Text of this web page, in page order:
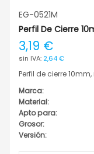
EG-0521M
Perfil De Cierre
3,19 €
2,64 €
Perfil de cierre
Marca:
Material:
Apto para:
Grosor:
Versión: